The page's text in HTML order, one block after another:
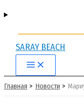
SARAY BEACH
Main
Menu
Главная Новости